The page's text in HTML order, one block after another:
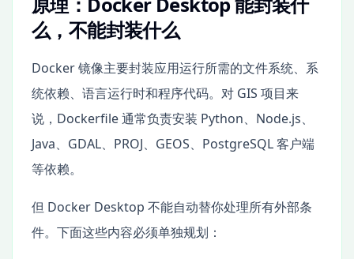
么，不能封装什么
Docker 镜像主要封装应用运行所需的文件系统、系
统依赖、语言运行时和程序代码。对 GIS 项目来
说，Dockerfile 通常负责安装 Python、Node.js、
Java、GDAL、PROJ、GEOS、PostgreSQL 客户端
等依赖。
但 Docker Desktop 不能自动替你处理所有外部条
件。下面这些内容必须单独规划：